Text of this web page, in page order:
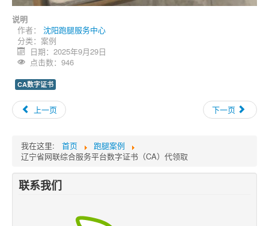
说明
作者： 沈阳跑腿服务中心
分类： 案例
日期：2025年9月29日
点击数：946
CA数字证书
上一页 下一页
我在这里: 首页
跑腿案例
辽宁省网联综合服务平台数字证书（CA）代领取
联系我们